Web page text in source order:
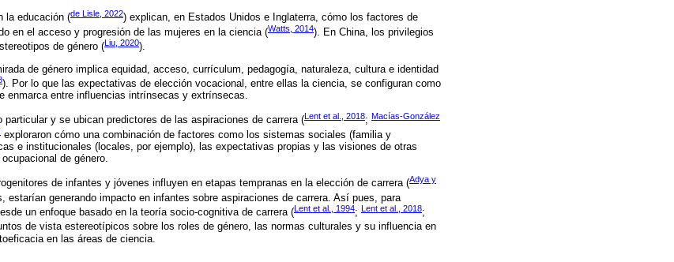
la educación (de Lisle, 2022) explican, en Estados Unidos e Inglaterra, cómo los factores de
en el acceso y progresión de las mujeres en la ciencia (Watts, 2014). En China, los privilegios
de género (Liu, 2020).
de género implica equidad, acceso, currículum, pedagogía, naturaleza, cultura e identidad
). Por lo que las expectativas de elección vocacional, entre ellas la ciencia, se configuran como
enmarca entre influencias intrínsecas y extrínsecas.
y se ubican predictores de las aspiraciones de carrera ( Lent et al., 2018; Macías-González
exploraron cómo una combinación de factores como los sistemas sociales (familia y
e institucionales (locales, por ejemplo), las expectativas propias y las visiones de otras
de género.
de infantes y jóvenes influyen en etapas tempranas en la elección de carrera (Adya y
estarían generando impacto en infantes sobre aspiraciones de carrera. Así pues, para
un enfoque basado en la teoría socio-cognitiva de carrera (Lent et al., 1994; Lent et al., 2018;
de vista estereotípicos sobre los roles de género, las normas culturales y su influencia en
en las áreas de ciencia.